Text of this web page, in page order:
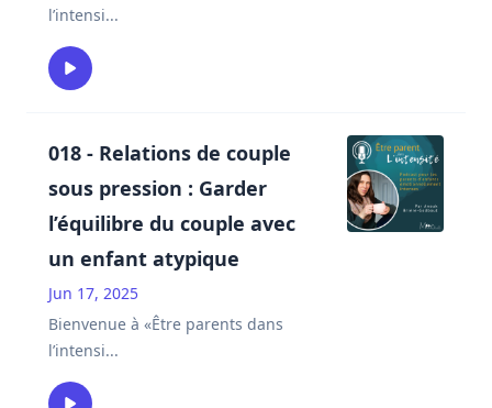
l’intensi...
018 - Relations de couple
sous pression : Garder
l’équilibre du couple avec
un enfant atypique
Jun 17, 2025
Bienvenue à «Être parents dans
l’intensi...